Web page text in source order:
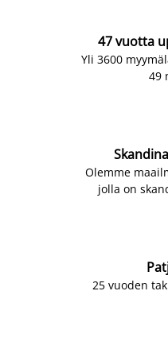
47 vuotta
Yli 3600
49
Olemme
jolla on
25 vuoden